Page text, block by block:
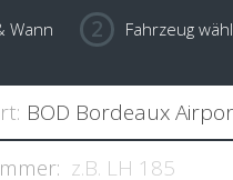
Wann Fahrzeug